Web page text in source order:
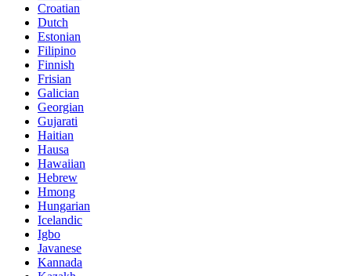
Croatian
Dutch
Estonian
Filipino
Finnish
Frisian
Galician
Georgian
Gujarati
Haitian
Hausa
Hawaiian
Hebrew
Hmong
Hungarian
Icelandic
Igbo
Javanese
Kannada